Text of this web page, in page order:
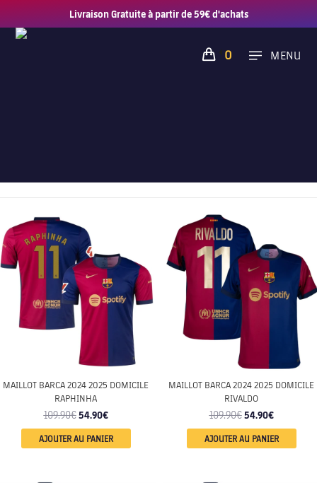
Livraison Gratuite à partir de 59€ d'achats
0 MENU
MAILLOT BARCA 2024 2025 DOMICILE
RAPHINHA
109.90€ 54.90€
AJOUTER AU PANIER
MAILLOT BARCA 2024 2025 DOMICILE
RIVALDO
109.90€ 54.90€
AJOUTER AU PANIER